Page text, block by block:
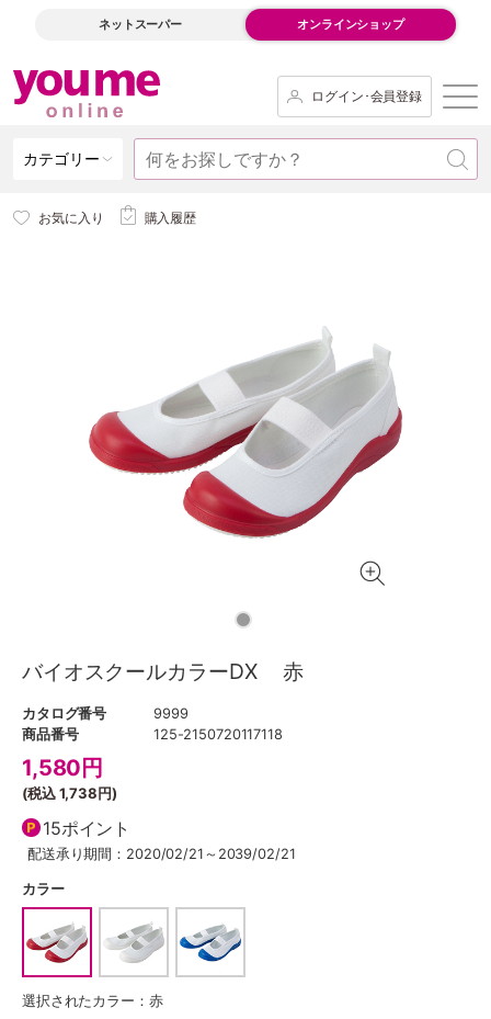
ネットスーパー オンラインショップ
ログイン･会員登録
カテゴリー
お気に入り 購入履歴
バイオスクールカラーDX 赤
カタログ番号
9999
商品番号
125-2150720117118
1,580 円
(税込1,738円)
15ポイント
配送承り期間：2020/02/21～2039/02/21
カラー
選択されたカラー：赤